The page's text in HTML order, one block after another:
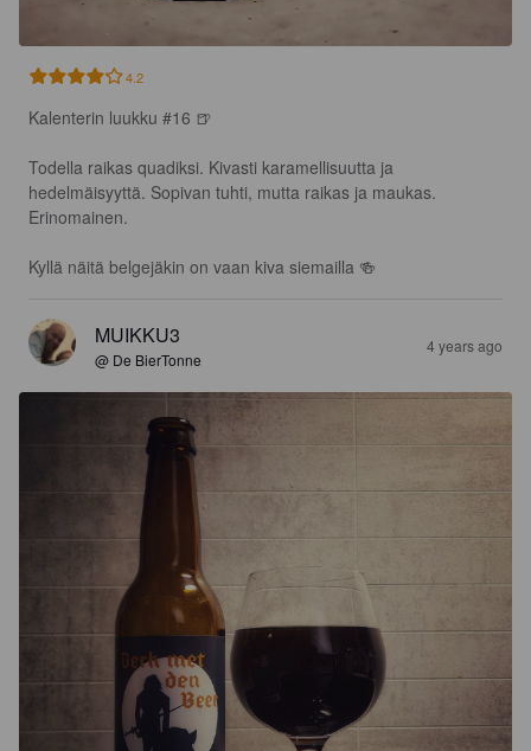
4.2
Kalenterin luukku #16 🍺
Todella raikas quadiksi. Kivasti karamellisuutta ja
hedelmäisyyttä. Sopivan tuhti, mutta raikas ja maukas.
Erinomainen.
Kyllä näitä belgejäkin on vaan kiva siemailla 🍻
MUIKKU3
@ De BierTonne
4 years ago